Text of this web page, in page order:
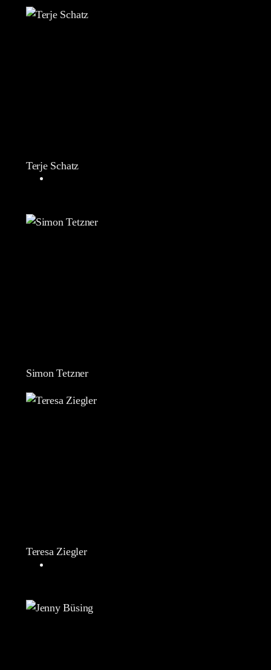
Terje Schatz
Simon Tetzner
Teresa Ziegler